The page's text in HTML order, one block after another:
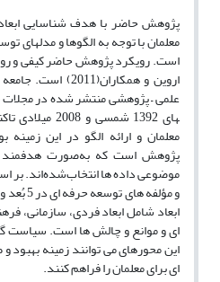
پژوهش حاضر با هدف شناسایی
معلمان با توجه به الگوها و مدل­های
است. رویکرد پژوهش حاضر کیفی و
علمی–پژوهشی منتشر شده در مجلات
های 1392 شمسی
پژوهش است که به‌صورت
موضوعی داده ­ها انتخاب‌شده‌اند. بر
ابعاد شامل ابعاد فردی، سازمانی،
­ای و موانع و چالش ­هااست. سیاست­
این محورهای می­ توانند زمینه
­ای برایمعلمان را فراهم کنند.